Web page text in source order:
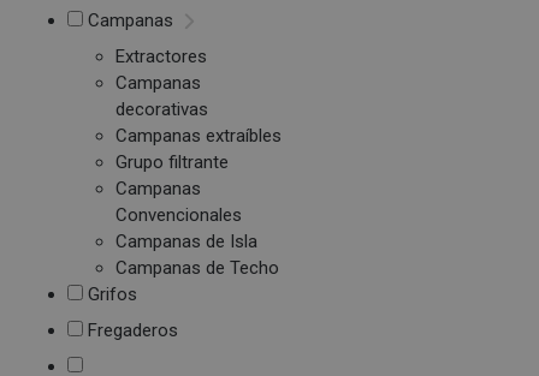
Campanas
Extractores
Campanas
decorativas
Campanas extraíbles
Grupo filtrante
Campanas
Convencionales
Campanas de Isla
Campanas de Techo
Grifos
Fregaderos